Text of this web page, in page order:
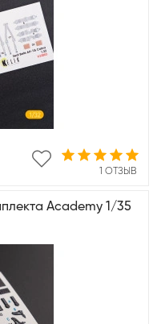
1 ОТЗЫВ
Academy 1/35